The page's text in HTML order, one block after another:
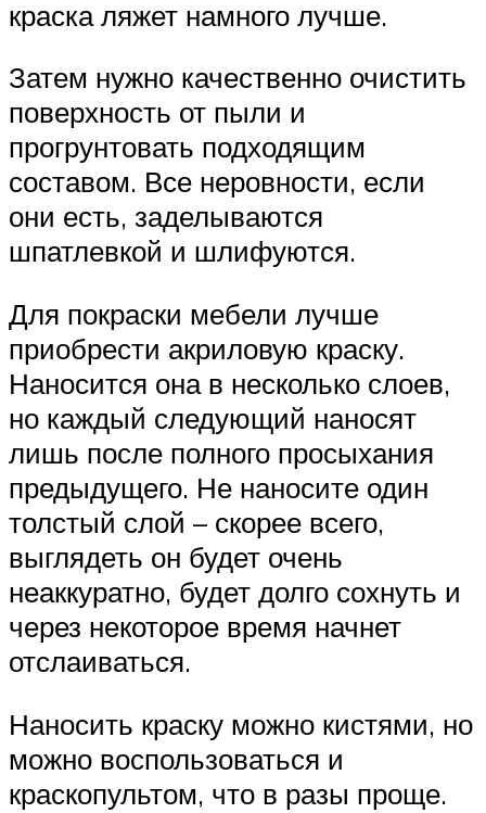
краска ляжет намного лучше.
Затем нужно качественно очистить
поверхность от пыли и
прогрунтовать подходящим
составом. Все неровности, если
они есть, заделываются
шпатлевкой и шлифуются.
Для покраски мебели лучше
приобрести акриловую краску.
Наносится она в несколько слоев,
но каждый следующий наносят
лишь после полного просыхания
предыдущего. Не наносите один
толстый слой – скорее всего,
выглядеть он будет очень
неаккуратно, будет долго сохнуть и
через некоторое время начнет
отслаиваться.
Наносить краску можно кистями, но
можно воспользоваться и
краскопультом, что в разы проще.